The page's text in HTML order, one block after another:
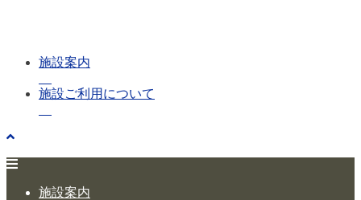
施設案内
施設ご利用について
施設案内